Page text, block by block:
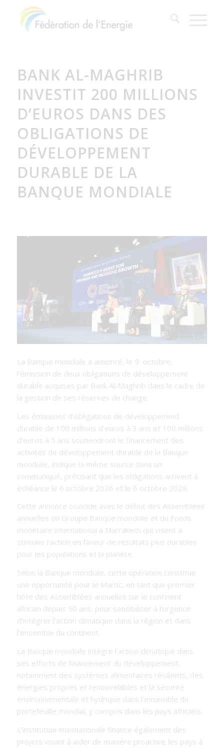
BANK AL-MAGHRIB
INVESTIT 200 MILLIONS
D’EUROS DANS DES
OBLIGATIONS DE
DÉVELOPPEMENT
DURABLE DE LA
BANQUE MONDIALE
La Banque mondiale a annoncé, le 9 octobre,
l’émission de deux obligations de développement
durable acquises par Bank Al-Maghrib dans le cadre de
la gestion de ses réserves de change.
Les émissions d’obligations de développement
durable de 100 millions d’euros à 3 ans et 100 millions
d’euros à 5 ans soutiendront le financement des
activités de développement durable de la Banque
mondiale, indique la même source dans un
communiqué, précisant que les obligations arrivent à
échéance le 6 octobre 2026 et le 6 octobre 2028.
Cette annonce coïncide avec le début des Assemblées
annuelles du Groupe Banque mondiale et du Fonds
monétaire international à Marrakech qui visent à
stimuler l’action en faveur de résultats plus durables
pour les populations et la planète.
Selon la Banque mondiale, cette opération constitue
une opportunité pour le Maroc, en tant que premier
hôte des Assemblées annuelles sur le continent
africain depuis 50 ans, pour sensibiliser à l’urgence
d’intégrer l’action climatique dans la région et dans
l’ensemble du continent.
La Banque mondiale intègre l’action climatique dans
ses efforts de financement du développement,
notamment des systèmes alimentaires résilients, des
énergies propres et renouvelables et la sécurité
environnementale et hydrique dans l’ensemble du
portefeuille mondial, y compris dans les pays africains.
L’institution internationale finance également des
projets visant à aider de manière proactive les pays à